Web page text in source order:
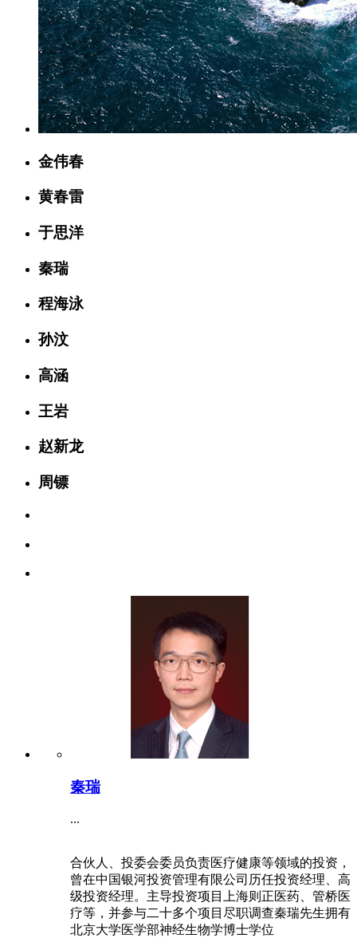
金伟春
黄春雷
于思洋
秦瑞
程海泳
孙汶
高涵
王岩
赵新龙
周镖
秦瑞
...
合伙人、投委会委员负责医疗健康等领域的投资，
曾在中国银河投资管理有限公司历任投资经理、高
级投资经理。主导投资项目上海则正医药、管桥医
疗等，并参与二十多个项目尽职调查秦瑞先生拥有
北京大学医学部神经生物学博士学位